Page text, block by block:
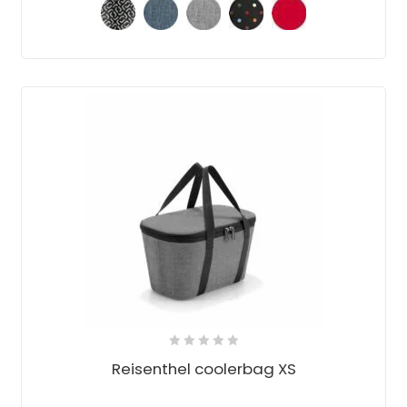
Reisenthel coolerbag XS